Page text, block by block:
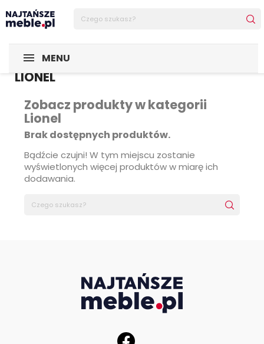
MENU
LIONEL
Zobacz produkty w kategorii
Lionel
Brak dostępnych produktów.
Bądźcie czujni! W tym miejscu zostanie
wyświetlonych więcej produktów w miarę ich
dodawania.